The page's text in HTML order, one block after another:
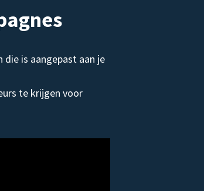
is aangepast aan je
te krijgen voor